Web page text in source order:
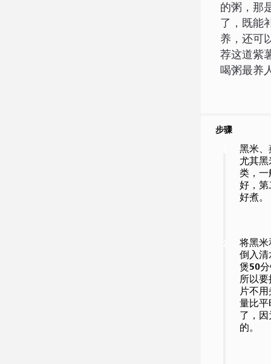
的粥，那
了，既能
养，还可
荐这道紫
喝粥最养
步骤
黑米、
尤其
类，一
好，第
好煮。
将黑米
倒入清
煲50
所以
片不
量比平
了，
的。